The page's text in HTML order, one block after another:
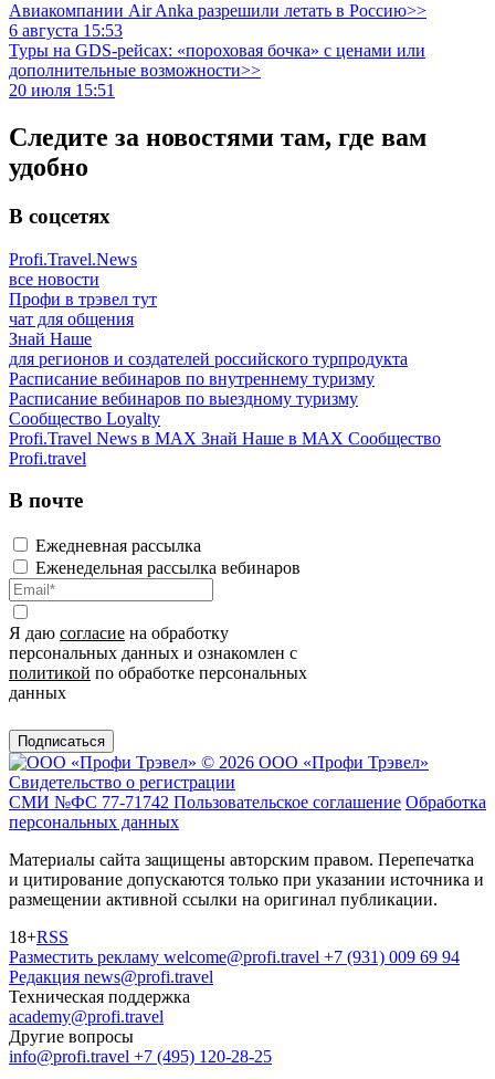
Авиакомпании Air Anka разрешили летать в Россию>>
6 августа 15:53
Туры на GDS-рейсах: «пороховая бочка» с ценами или
дополнительные возможности>>
20 июля 15:51
Следите за новостями там, где вам
удобно
В соцсетях
Profi.Travel.News
все новости
Профи в трэвел тут
чат для общения
Знай Наше
для регионов и создателей российского турпродукта
Расписание вебинаров по внутреннему туризму
Расписание вебинаров по выездному туризму
Сообщество Loyalty
Profi.Travel News в MAX Знай Наше в MAX Сообщество
Profi.travel
В почте
Ежедневная рассылка
Еженедельная рассылка вебинаров
Я даю согласие на обработку
персональных данных и ознакомлен с
политикой по обработке персональных
данных
Подписаться
© 2026 ООО «Профи Трэвeл»
Свидетельство о регистрации
СМИ №ФС 77-71742 Пользовательское соглашение Обработка
персональных данных
Материалы сайта защищены авторским правом. Перепечатка
и цитирование допускаются только при указании источника и
размещении активной ссылки на оригинал публикации.
18+RSS
Разместить рекламу welcome@profi.travel +7 (931) 009 69 94
Редакция news@profi.travel
Техническая поддержка
academy@profi.travel
Другие вопросы
info@profi.travel +7 (495) 120-28-25